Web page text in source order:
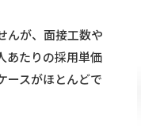
んが、面接工数や
あたりの採用単価
ースがほとんどで